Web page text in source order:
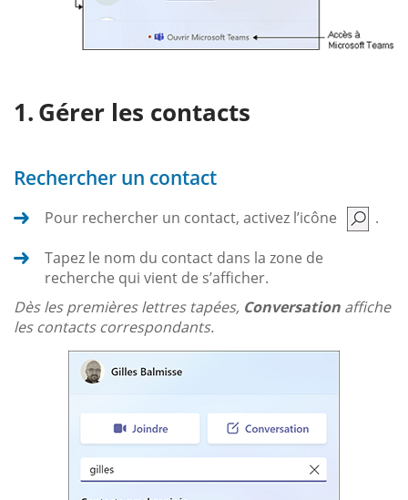
Gérer les contacts
Rechercher un contact
Pour rechercher un contact, activez l’icône .
Tapez le nom du contact dans la zone de
recherche qui vient de s’afficher.
Dès les premières lettres tapées, Conversation affiche
les contacts correspondants.